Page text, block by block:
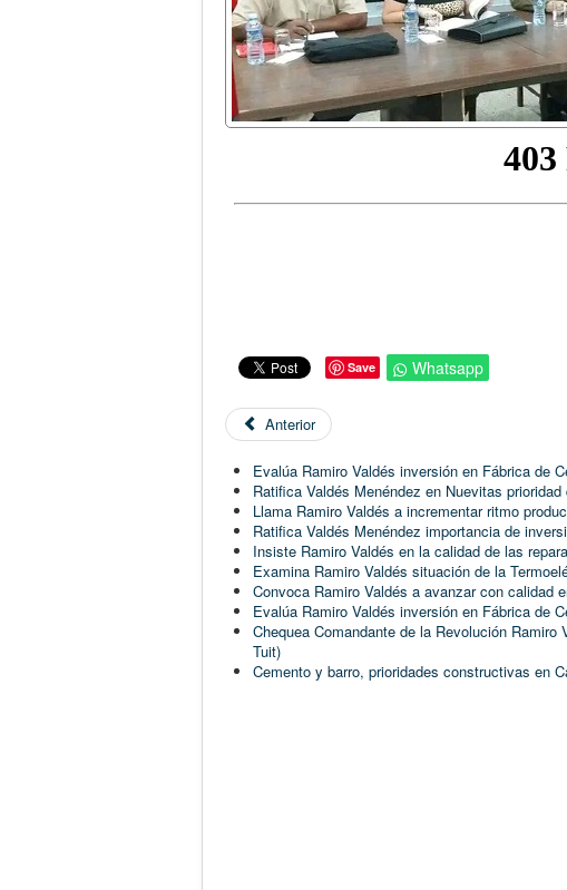
Save Whatsapp
Anterior
Evalúa Ramiro Valdés inversión en Fábrica de
Ratifica Valdés Menéndez en Nuevitas
Llama Ramiro Valdés a incrementar ritmo
Ratifica Valdés Menéndez importancia de
Insiste Ramiro Valdés en la calidad de las
Examina Ramiro Valdés situación de la
Convoca Ramiro Valdés a avanzar con calidad
Evalúa Ramiro Valdés inversión en Fábrica de
Chequea Comandante de la Revolución
Tuit)
Cemento y barro, prioridades constructivas en